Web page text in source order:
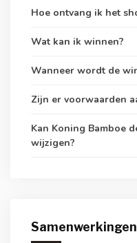
Hoe ontvang ik het
Wat kan ik winnen?
Wanneer wordt de
Zijn er voorwaarden
Kan Koning Bamboe
wijzigen?